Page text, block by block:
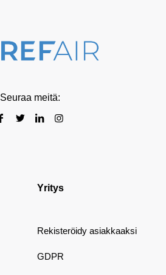
Seuraa meitä:
Yritys
Rekisteröidy asiakkaaksi
GDPR